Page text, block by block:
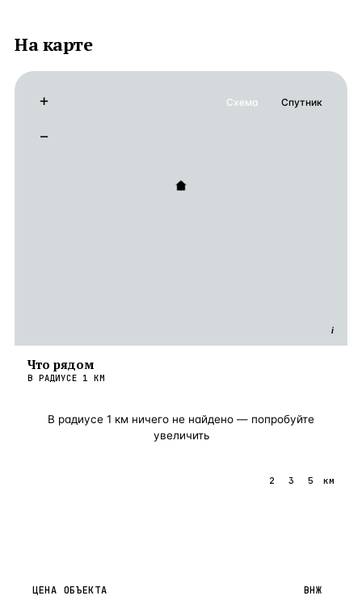
На карте
i
+
−
Схема Спутник
Что рядом
В РАДИУСЕ 1 КМ
В радиусе 1 км ничего не найдено — попробуйте
увеличить
2 3 5 км
ЦЕНА ОБЪЕКТА ВНЖ